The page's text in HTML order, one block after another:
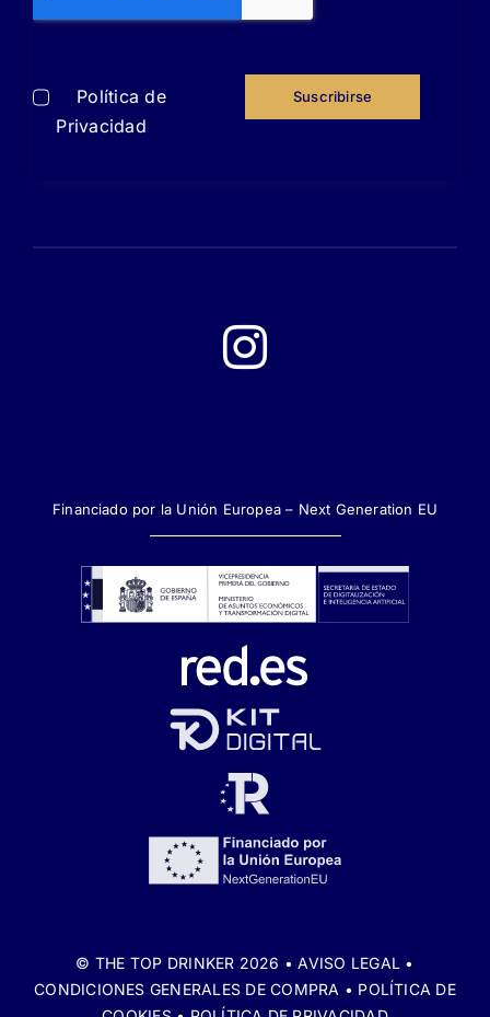
Política de
Privacidad
Suscribirse
Financiado por la Unión Europea – Next Generation EU
© THE TOP DRINKER 2026 •AVISO LEGAL •
CONDICIONES GENERALES DE COMPRA • POLÍTICA DE